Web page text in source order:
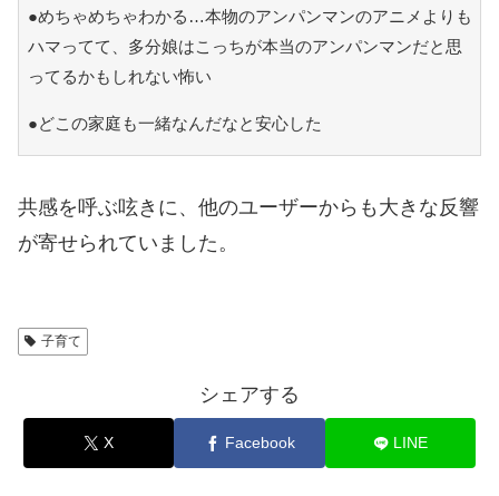
●めちゃめちゃわかる…本物のアンパンマンのアニメよりも
ハマってて、多分娘はこっちが本当のアンパンマンだと思
ってるかもしれない怖い
●どこの家庭も一緒なんだなと安心した
共感を呼ぶ呟きに、他のユーザーからも大きな反響
が寄せられていました。
子育て
シェアする
X Facebook LINE